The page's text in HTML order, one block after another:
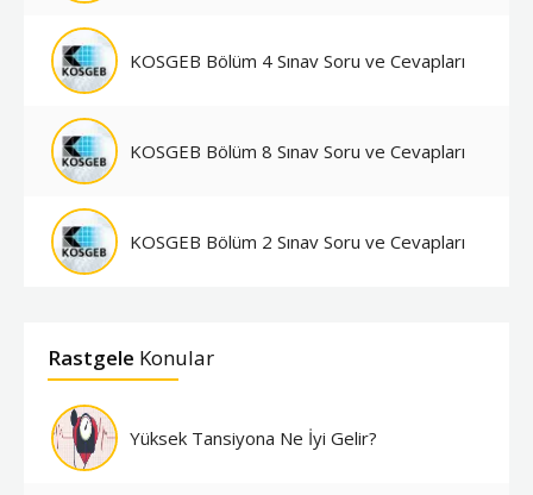
KOSGEB Bölüm 4 Sınav Soru ve Cevapları
KOSGEB Bölüm 8 Sınav Soru ve Cevapları
KOSGEB Bölüm 2 Sınav Soru ve Cevapları
Rastgele Konular
Yüksek Tansiyona Ne İyi Gelir?